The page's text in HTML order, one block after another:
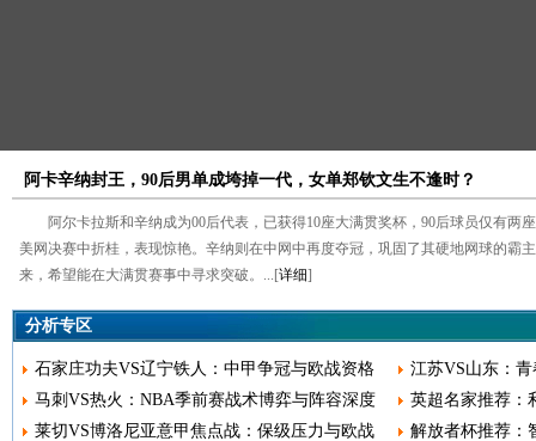
阿卡辛纳封王，90后男单成垮掉一代，女单郑钦文生不逢时？
阿尔卡拉斯和辛纳成为00后代表，已获得10座大满贯奖杯，90后球员仅有两
美网决赛中折桂，表现惊艳。辛纳则在中网中再度夺冠，巩固了其硬地网球的霸
来，希望能在大满贯赛事中寻求突破。...[详细]
分析专区
石家庄功夫VS辽宁铁人：中甲争冠与欧战资格
马刺VS热火：NBA季前赛战术博弈与阵容深度
莱切VS博洛尼亚意甲焦点战：保级压力与欧战
江苏VS山东：
英超名家推荐：
解放者杯推荐：